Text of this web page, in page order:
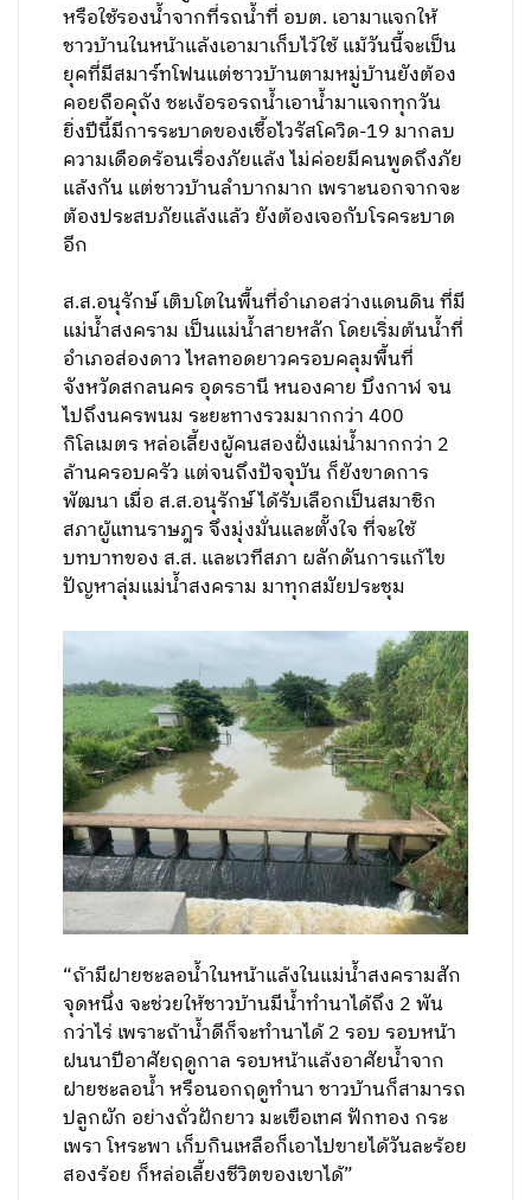
หรือใช้รองน้ำจากที่รถน้ำที่ อบต. เอามาแจกให้
ชาวบ้านในหน้าแล้งเอามาเก็บไว้ใช้ แม้วันนี้จะเป็น
ยุคที่มีสมาร์ทโฟนแต่ชาวบ้านตามหมู่บ้านยังต้อง
คอยถือคุถัง ชะเง้อรอรถน้ำเอาน้ำมาแจกทุกวัน
ยิ่งปีนี้มีการระบาดของเชื้อไวรัสโควิด-19 มากลบ
ความเดือดร้อนเรื่องภัยแล้ง ไม่ค่อยมีคนพูดถึงภัย
แล้งกัน แต่ชาวบ้านลำบากมาก เพราะนอกจากจะ
ต้องประสบภัยแล้งแล้ว ยังต้องเจอกับโรคระบาด
อีก
ส.ส.อนุรักษ์ เติบโตในพื้นที่อำเภอสว่างแดนดิน ที่มี
แม่น้ำสงคราม เป็นแม่น้ำสายหลัก โดยเริ่มต้นน้ำที่
อำเภอส่องดาว ไหลทอดยาวครอบคลุมพื้นที่
จังหวัดสกลนคร อุดรธานี หนองคาย บึงกาฬ จน
ไปถึงนครพนม ระยะทางรวมมากกว่า 400
กิโลเมตร หล่อเลี้ยงผู้คนสองฝั่งแม่น้ำมากกว่า 2
ล้านครอบครัว แต่จนถึงปัจจุบัน ก็ยังขาดการ
พัฒนา เมื่อ ส.ส.อนุรักษ์ ได้รับเลือกเป็นสมาชิก
สภาผู้แทนราษฎร จึงมุ่งมั่นและตั้งใจ ที่จะใช้
บทบาทของ ส.ส. และเวทีสภา ผลักดันการแก้ไข
ปัญหาลุ่มแม่น้ำสงคราม มาทุกสมัยประชุม
“ถ้ามีฝายชะลอน้ำในหน้าแล้งในแม่น้ำสงครามสัก
จุดหนึ่ง จะช่วยให้ชาวบ้านมีน้ำทำนาได้ถึง 2 พัน
กว่าไร่ เพราะถ้าน้ำดีก็จะทำนาได้ 2 รอบ รอบหน้า
ฝนนาปีอาศัยฤดูกาล รอบหน้าแล้งอาศัยน้ำจาก
ฝายชะลอน้ำ หรือนอกฤดูทำนา ชาวบ้านก็สามารถ
ปลูกผัก อย่างถั่วฝักยาว มะเขือเทศ ฟักทอง กระ
เพรา โหระพา เก็บกินเหลือก็เอาไปขายได้วันละร้อย
สองร้อย ก็หล่อเลี้ยงชีวิตของเขาได้”